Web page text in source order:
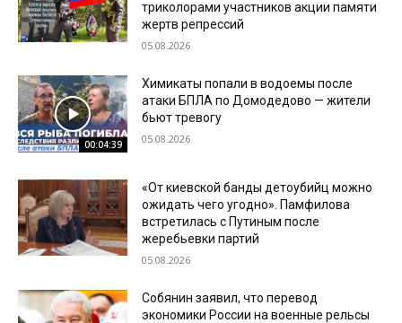
триколорами участников акции памяти
жертв репрессий
05.08.2026
00:04:39
Химикаты попали в водоемы после
атаки БПЛА по Домодедово — жители
бьют тревогу
05.08.2026
«От киевской банды детоубийц можно
ожидать чего угодно». Памфилова
встретилась с Путиным после
жеребьевки партий
05.08.2026
Собянин заявил, что перевод
экономики России на военные рельсы